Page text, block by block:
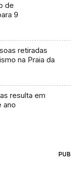
de
9
retiradas
na Praia da
resulta em
ano
PUB